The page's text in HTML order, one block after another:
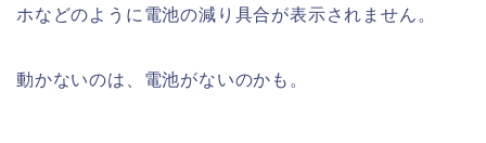
ホなどのように電池の減り具合が表示されません。
動かないのは、電池がないのかも。